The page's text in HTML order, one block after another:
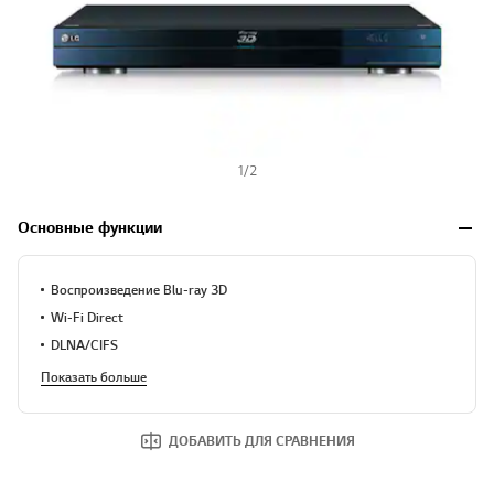
1/2
Основные функции
Воспроизведение Blu-ray 3D
Wi-Fi Direct
DLNA/CIFS
Показать больше
ДОБАВИТЬ ДЛЯ СРАВНЕНИЯ